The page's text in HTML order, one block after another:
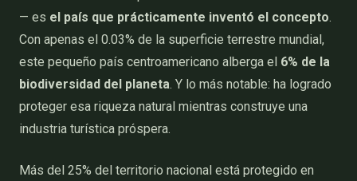
— es el país que prácticamente inventó el concepto.
Con apenas el 0.03% de la superficie terrestre mundial,
este pequeño país centroamericano alberga el 6% de la
biodiversidad del planeta. Y lo más notable: ha logrado
proteger esa riqueza natural mientras construye una
industria turística próspera.
Más del 25% del territorio nacional está protegido en